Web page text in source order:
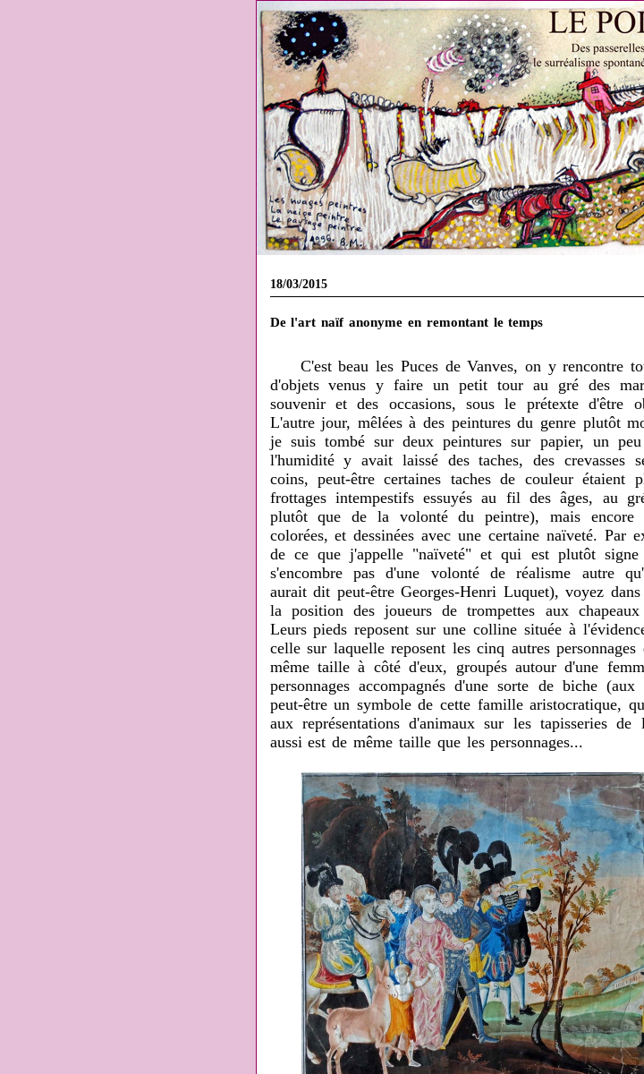
18/03/2015
De l'art naïf anonyme en remontant le temps
C'est beau les Puces de Vanves, on y rencontre
d'objets venus y faire un petit tour au gré des
souvenir et des occasions, sous le prétexte d'être
L'autre jour, mêlées à des peintures du genre plutôt
je suis tombé sur deux peintures sur papier, un peu
l'humidité y avait laissé des taches, des crevasses
coins, peut-être certaines taches de couleur étaient
frottages intempestifs essuyés au fil des âges, au
plutôt que de la volonté du peintre), mais encore
colorées, et dessinées avec une certaine naïveté. Par
de ce que j'appelle "naïveté" et qui est plutôt
s'encombre pas d'une volonté de réalisme autre
aurait dit peut-être Georges-Henri Luquet), voyez
la position des joueurs de trompettes aux
Leurs pieds reposent sur une colline située à
celle sur laquelle reposent les cinq autres
même taille à côté d'eux, groupés autour d'une
personnages accompagnés d'une sorte de biche
peut-être un symbole de cette famille aristocratique,
aux représentations d'animaux sur les tapisseries de
aussi est de même taille que les personnages...